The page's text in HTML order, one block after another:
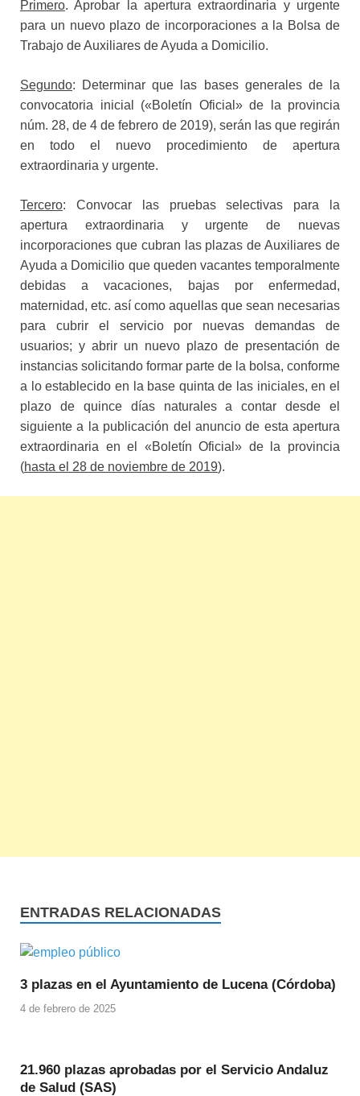
Primero. Aprobar la apertura extraordinaria y urgente
para un nuevo plazo de incorporaciones a la Bolsa de
Trabajo de Auxiliares de Ayuda a Domicilio.
Segundo: Determinar que las bases generales de la
convocatoria inicial («Boletín Oficial» de la provincia
núm. 28, de 4 de febrero de 2019), serán las que regirán
en todo el nuevo procedimiento de apertura
extraordinaria y urgente.
Tercero: Convocar las pruebas selectivas para la
apertura extraordinaria y urgente de nuevas
incorporaciones que cubran las plazas de Auxiliares de
Ayuda a Domicilio que queden vacantes temporalmente
debidas a vacaciones, bajas por enfermedad,
maternidad, etc. así como aquellas que sean necesarias
para cubrir el servicio por nuevas demandas de
usuarios; y abrir un nuevo plazo de presentación de
instancias solicitando formar parte de la bolsa, conforme
a lo establecido en la base quinta de las iniciales, en el
plazo de quince días naturales a contar desde el
siguiente a la publicación del anuncio de esta apertura
extraordinaria en el «Boletín Oficial» de la provincia
(hasta el 28 de noviembre de 2019).
ENTRADAS RELACIONADAS
3 plazas en el Ayuntamiento de Lucena (Córdoba)
4 de febrero de 2025
21.960 plazas aprobadas por el Servicio Andaluz
de Salud (SAS)